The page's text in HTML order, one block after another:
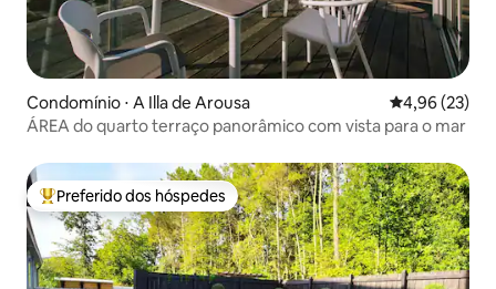
Condomínio ⋅ A Illa de Arousa 4,96 de uma
4,96 (23)
ÁREA do quarto terraço panorâmico com vista para o mar
Entre os melhores preferidos dos hóspedes
Preferido dos hóspedes